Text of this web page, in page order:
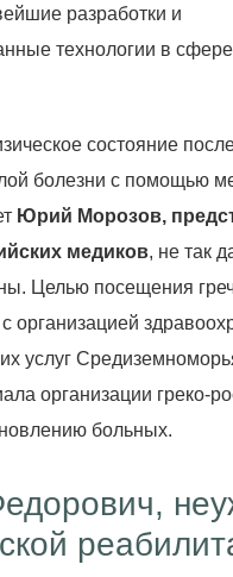
разработки и
технологии в
состояние
болезни с помощью
Юрий Морозов,
медиков, не так
Целью посещения
организацией
услуг
организации греко-
больных.